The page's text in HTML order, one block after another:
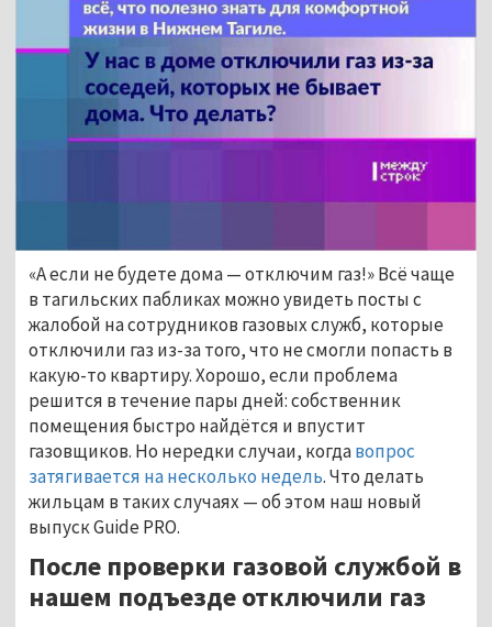
«А если не будете дома — отключим газ!» Всё чаще
в тагильских пабликах можно увидеть посты с
жалобой на сотрудников газовых служб, которые
отключили газ из-за того, что не смогли попасть в
какую-то квартиру. Хорошо, если проблема
решится в течение пары дней: собственник
помещения быстро найдётся и впустит
газовщиков. Но нередки случаи, когдавопрос
затягивается на несколько недель. Что делать
жильцам в таких случаях — об этом наш новый
выпуск Guide PRO.
После проверки газовой службой в
нашем подъезде отключили газ